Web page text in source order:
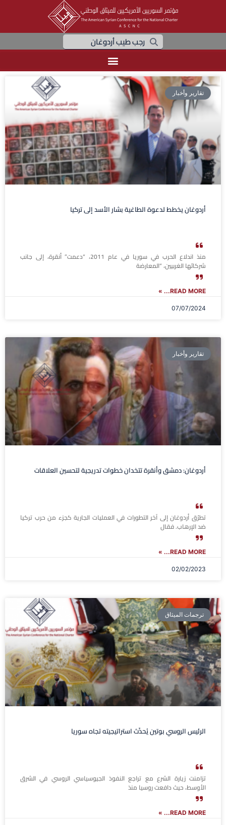
تقارير وأخبار
أردوغان يخطط لدعوة الطاغية بشار الأسد إلى تركيا
منذ اندلاع الحرب في سوريا في عام 2011، “دعمت” أنقرة، إلى جانب
شركائها الغربيين، “المعارضة
READ MORE... »
07/07/2024
تقارير وأخبار
أردوغان: دمشق وأنقرة تتخدان خطوات تدريجية لتحسين العلاقات
تطرّق أردوغان إلى آخر التطورات في العمليات الجارية كجزء من حرب تركيا
ضد الإرهاب. فقال
READ MORE... »
02/02/2023
ترجمات الميثاق
الرئيس الروسي بوتين يُحدِّث استراتيجيته تجاه سوريا
تزامنت زيارة الشرع مع تراجع النفوذ الجيوسياسي الروسي في الشرق
الأوسط، حيث دافعت روسيا منذ
READ MORE... »